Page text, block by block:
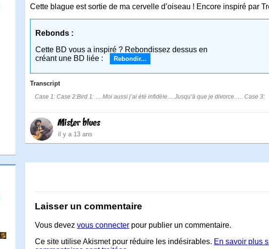
Cette blague est sortie de ma cervelle d’oiseau ! Encore inspiré par
Rebonds :
Cette BD vous a inspiré ? Rebondissez dessus en
créant une BD liée :
Rebondir...
Transcript
Case 1: Case 2:Bird 1: ….Moi aussi j’ai été infidèle….Jusqu’à que je divorce….. Case 3:
Mister blues
il y a 13 ans
Laisser un commentaire
Vous devez vous connecter pour publier un commentaire.
Ce site utilise Akismet pour réduire les indésirables. En savoir plus